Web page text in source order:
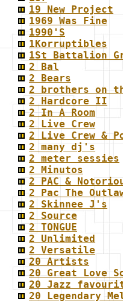
19 New Project
1969 Was Fine
1990'S
1Korruptibles
1St Battalion
2 Bal
2 Bears
2 brothers on
2 Hardcore II
2 In A Room
2 Live Crew
2 Live Crew &
2 many dj's
2 meter sessies
2 Minutos
2 PAC &
2 Pac The
2 Skinnee J's
2 Source
2 TONGUE
2 Unlimited
2 Versatile
20 Artists
20 Great Love
20 Jazz
20 Legendary